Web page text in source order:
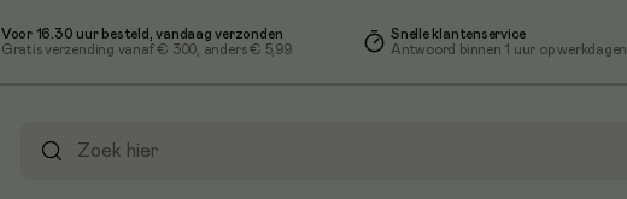
Voor 16.30 uur besteld, vandaag verzonden
Gratis verzending vanaf€ 300 , anders € 5,99
Snelle klantenservice
Antwoord binnen 1 uur op werkdagen